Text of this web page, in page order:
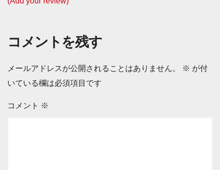
コメントを残す
メールアドレスが公開されることはありません。 ※ が付
いている欄は必須項目です
コメント ※